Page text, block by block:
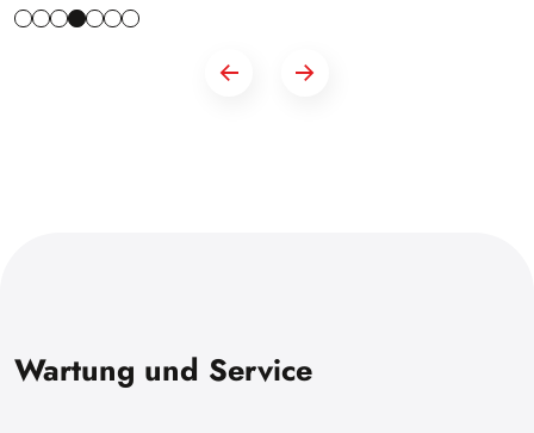
Wartung und Service